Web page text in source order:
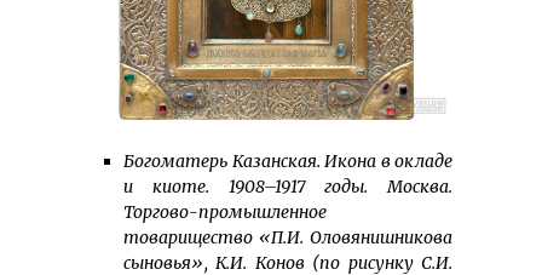
Богоматерь Казанская. Икона в окладе
и киоте. 1908–1917 годы. Москва.
Торгово-промышленное
товарищество «П.И. Оловянишникова
сыновья», К.И. Конов (по рисунку С.И.